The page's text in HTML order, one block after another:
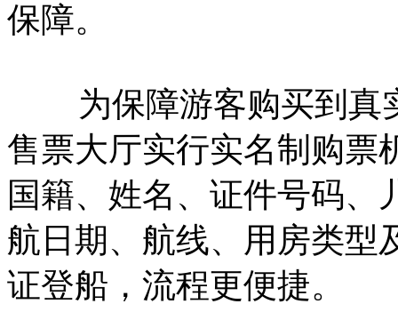
保障。
为保障游客购买到真
售票大厅实行实名制购票
国籍、姓名、证件号码、
航日期、航线、用房类型
证登船，流程更便捷。